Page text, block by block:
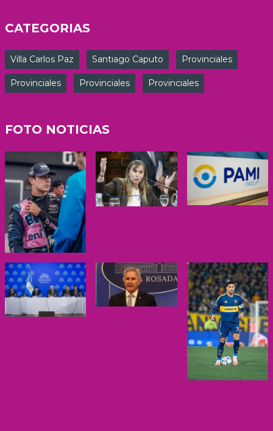
CATEGORIAS
Villa Carlos Paz Santiago Caputo Provinciales
Provinciales Provinciales Provinciales
FOTO NOTICIAS